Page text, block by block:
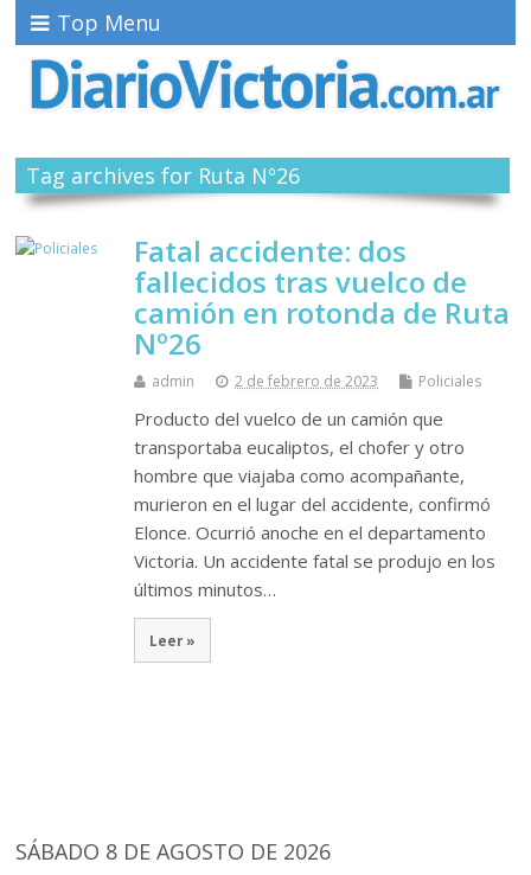
Top Menu
Tag archives for Ruta Nº26
Fatal accidente: dos
fallecidos tras vuelco de
camión en rotonda de Ruta
Nº26
admin 2 de febrero de 2023 Policiales
Producto del vuelco de un camión que
transportaba eucaliptos, el chofer y otro
hombre que viajaba como acompañante,
murieron en el lugar del accidente, confirmó
Elonce. Ocurrió anoche en el departamento
Victoria. Un accidente fatal se produjo en los
últimos minutos…
Leer »
SÁBADO 8 DE AGOSTO DE 2026